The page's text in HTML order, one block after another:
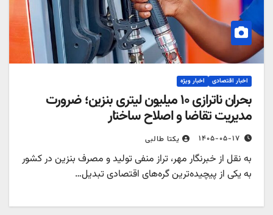
اخبار اقتصادی اخبار ویژه
بحران ناترازی ۱۰ میلیون لیتری بنزین؛ ضرورت
مدیریت تقاضا و اصلاح ساختار
۱۴۰۵-۰۵-۱۷ یکتا طالبی
به نقل از خبرنگار مهر، تراز منفی تولید و مصرف بنزین در کشور
به یکی از پیچیده‌ترین گره‌های اقتصادی تبدیل…